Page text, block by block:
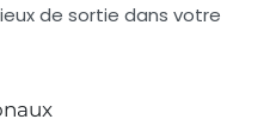
de sortie dans votre